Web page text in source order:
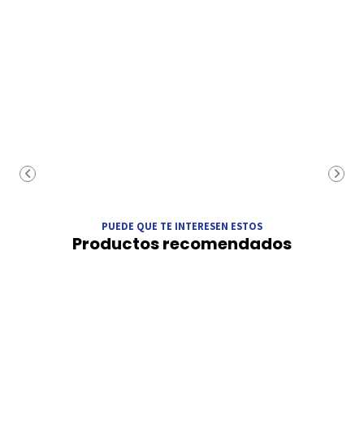
PUEDE QUE TE INTERESEN ESTOS
Productos recomendados